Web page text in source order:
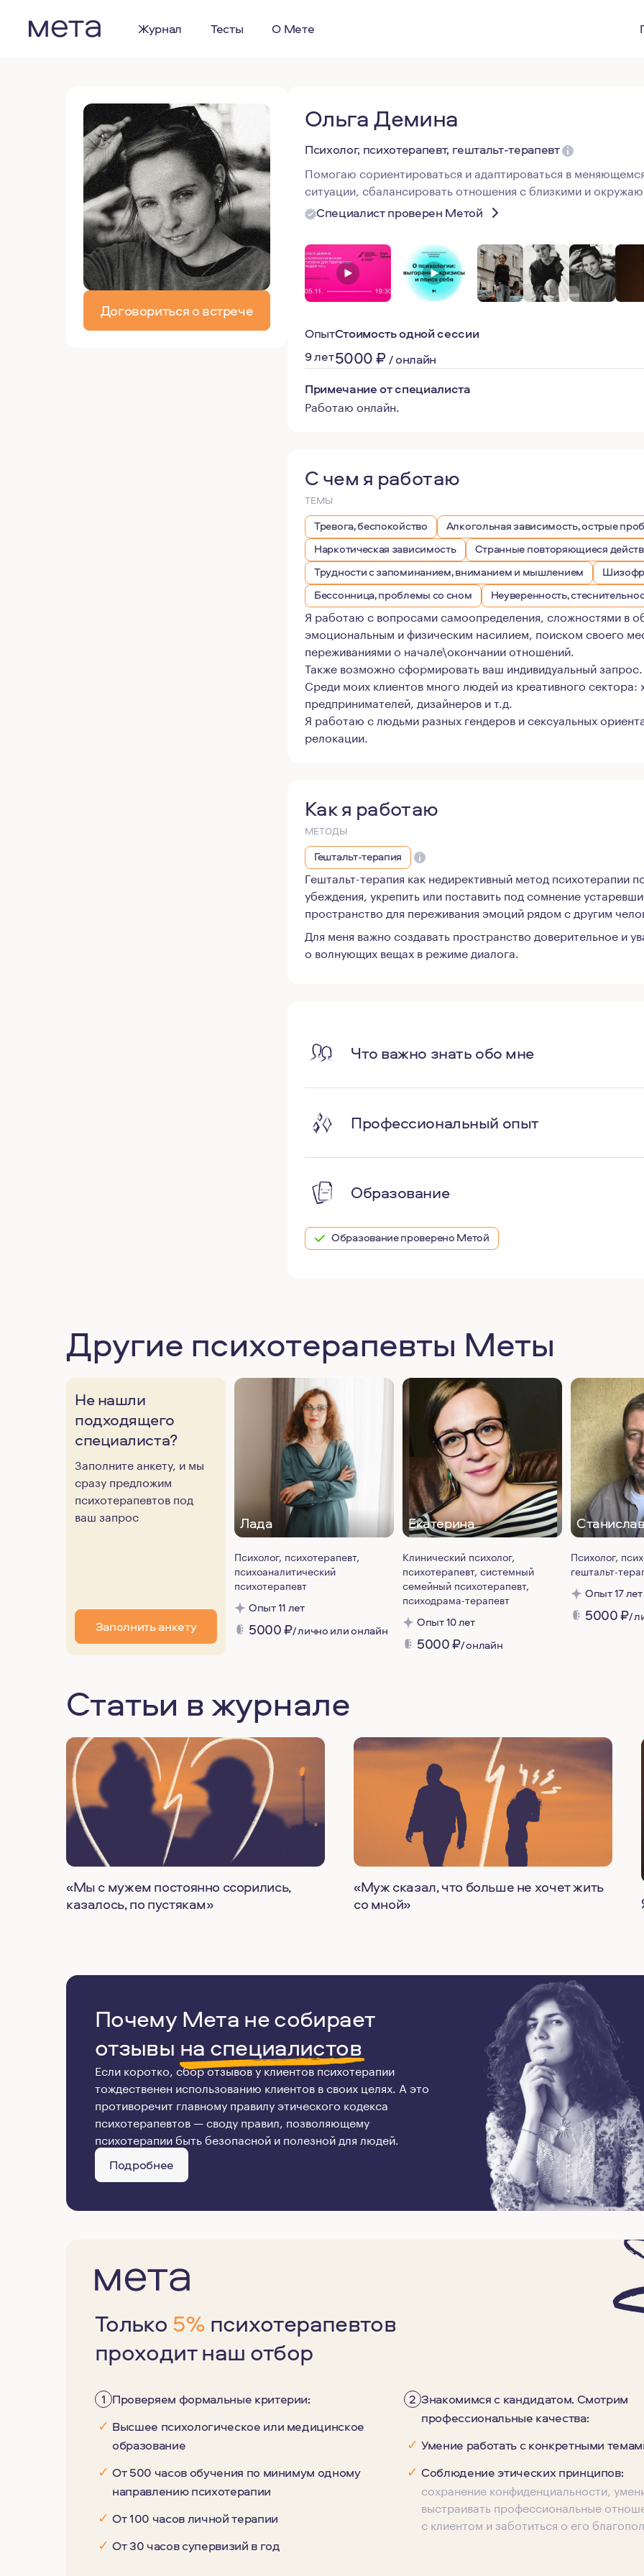
Журнал Тесты О Мете
Договориться о встрече
Ольга Демина
Психолог, психотерапевт, гештальт-терапевт
Помогаю сориентироваться и адаптироваться в
ситуации, сбалансировать отношения с близкими и
Специалист проверен Метой
Опыт
9 лет
Стоимость одной сессии
5000₽ /онлайн
Примечание от специалиста
Работаю онлайн.
С чем я работаю
ТЕМЫ
Тревога, беспокойство
Алкогольная зависимость, острые
Наркотическая зависимость
Странные повторяющиеся
Трудности с запоминанием, вниманием и мышлением
Бессонница, проблемы со сном
Неуверенность,
Я работаю с вопросами самоопределения, сложностями в
эмоциональным и физическим насилием, поиском своего
переживаниями о начале\окончании отношений.
Также возможно сформировать ваш индивидуальный запрос.
Среди моих клиентов много людей из креативного сектора:
предпринимателей, дизайнеров и т.д.
Я работаю с людьми разных гендеров и сексуальных
релокации.
Как я работаю
МЕТОДЫ
Гештальт-терапия
Гештальт-терапия как недирективный метод психотерапии
убеждения, укрепить или поставить под сомнение
пространство для переживания эмоций рядом с другим
Для меня важно создавать пространство доверительное и
о волнующих вещах в режиме диалога.
Что важно знать обо мне
Профессиональный опыт
Образование
Образование проверено Метой
Другие психотерапевты Меты
Не нашли
подходящего
специалиста?
Заполните анкету, и мы
сразу предложим
психотерапевтов под
ваш запрос
Заполнить анкету
Лада
Психолог, психотерапевт,
психоаналитический
психотерапевт
Опыт 11 лет
5000₽/ лично или онлайн
Екатерина
Клинический психолог,
психотерапевт, системный
семейный психотерапевт,
психодрама-терапевт
Опыт 10 лет
5000₽/ онлайн
Психолог,
гештальт-
Опыт 17 лет
5000₽/
Статьи в журнале
«Мы с мужем постоянно ссорились,
казалось, по пустякам»
«Муж сказал, что больше не хочет жить
со мной»
Почему Мета не собирает
отзывы на специалистов
Если коротко, сбор отзывов у клиентов психотерапии
тождественен использованию клиентов в своих целях. А это
противоречит главному правилу этического кодекса
психотерапевтов — своду правил, позволяющему
психотерапии быть безопасной и полезной для людей.
Подробнее
Только 5% психотерапевтов
проходит наш отбор
1 Проверяем формальные критерии:
✓ Высшее психологическое или медицинское
образование
✓ От 500 часов обучения по минимум одному
направлению психотерапии
✓ От 100 часов личной терапии
✓ От 30 часов супервизий в год
2 Знакомимся с кандидатом. Смотрим
профессиональные качества:
✓ Умение работать с конкретными
✓ Соблюдение этических принципов:
сохранение конфиденциальности,
выстраивать профессиональные
с клиентом и заботиться о его